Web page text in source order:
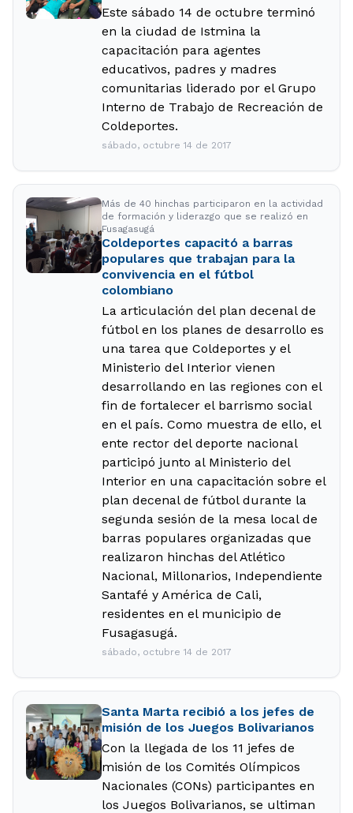
Este sábado 14 de octubre terminó
en la ciudad de Istmina la
capacitación para agentes
educativos, padres y madres
comunitarias liderado por el Grupo
Interno de Trabajo de Recreación de
Coldeportes.
sábado, octubre 14 de 2017
Más de 40 hinchas participaron en la actividad
de formación y liderazgo que se realizó en
Fusagasugá
Coldeportes capacitó a barras
populares que trabajan para la
convivencia en el fútbol
colombiano
La articulación del plan decenal de
fútbol en los planes de desarrollo es
una tarea que Coldeportes y el
Ministerio del Interior vienen
desarrollando en las regiones con el
fin de fortalecer el barrismo social
en el país. Como muestra de ello, el
ente rector del deporte nacional
participó junto al Ministerio del
Interior en una capacitación sobre el
plan decenal de fútbol durante la
segunda sesión de la mesa local de
barras populares organizadas que
realizaron hinchas del Atlético
Nacional, Millonarios, Independiente
Santafé y América de Cali,
residentes en el municipio de
Fusagasugá.
sábado, octubre 14 de 2017
Santa Marta recibió a los jefes de
misión de los Juegos Bolivarianos
Con la llegada de los 11 jefes de
misión de los Comités Olímpicos
Nacionales (CONs) participantes en
los Juegos Bolivarianos, se ultiman